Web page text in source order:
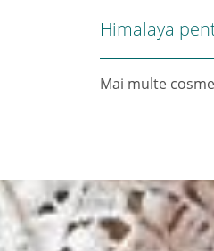
Himalaya
Mai multe